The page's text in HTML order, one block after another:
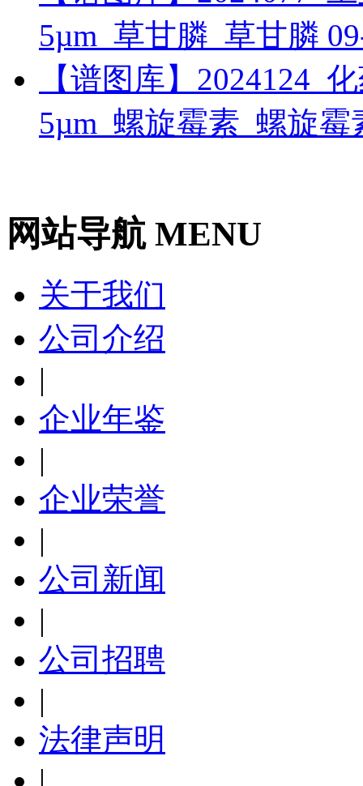
5µm_草甘膦_草甘膦
【谱图库】2024124_
5µm_螺旋霉素_螺旋
网站导航 MENU
关于我们
公司介绍
|
企业年鉴
|
企业荣誉
|
公司新闻
|
公司招聘
|
法律声明